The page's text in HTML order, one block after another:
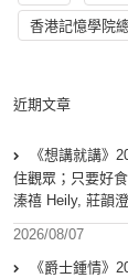
香港記憶學院
近期文章
《想講就講》
住觀眾；只要好
溱禧 Heily, 莊韻
2026/08/07
《爵士鍾情》